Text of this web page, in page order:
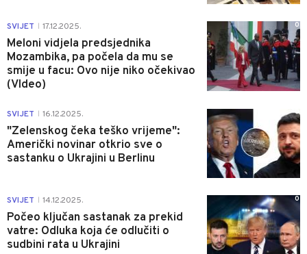
SVIJET 17.12.2025.
Meloni vidjela predsjednika
Mozambika, pa počela da mu se
smije u facu: Ovo nije niko očekivao
(VIdeo)
0
SVIJET 16.12.2025.
"Zelenskog čeka teško vrijeme":
Američki novinar otkrio sve o
sastanku o Ukrajini u Berlinu
0
SVIJET 14.12.2025.
Počeo ključan sastanak za prekid
vatre: Odluka koja će odlučiti o
sudbini rata u Ukrajini
0